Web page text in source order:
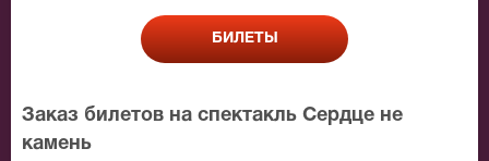
БИЛЕТЫ
Заказ билетов на спектакль Сердце не
камень